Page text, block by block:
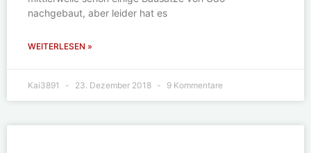
nachgebaut, aber leider hat es
WEITERLESEN »
Kai3891 23. Dezember 2018 9 Kommentare